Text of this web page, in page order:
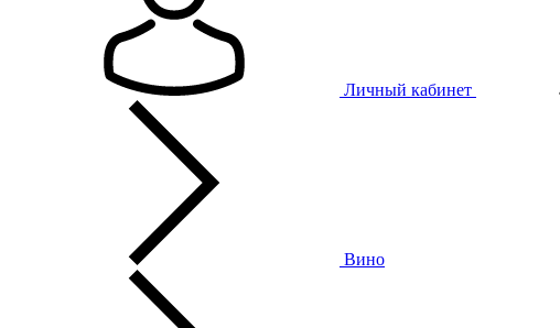
Личный кабинет
Вино